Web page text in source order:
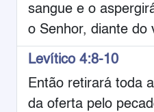
sangue e o
o Senhor, diante do
Levítico 4:8-10
Então retirará toda
da oferta pelo